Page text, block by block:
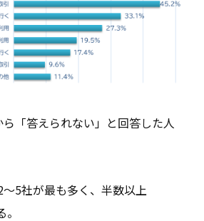
「答えられない」と回答した人
～5社が最も多く、半数以上